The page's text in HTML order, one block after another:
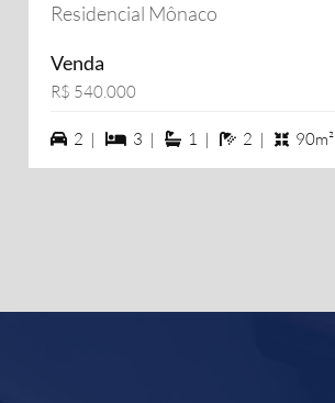
Residencial Mônaco
Venda
R$ 540.000
2 vagas na garagem
2 | 3 dormiórios
3 | 1 suítes
1 | 2 banheiros
2 | 90m²